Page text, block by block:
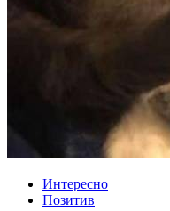
Интересно
Позитив